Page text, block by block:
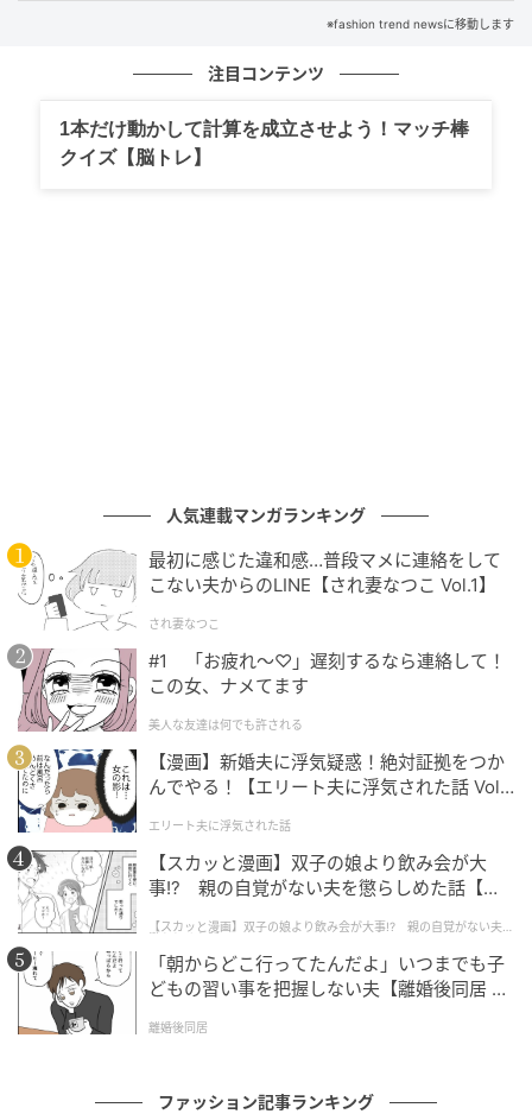
オンオフ問わず、幅広いシーンで使えるクルーネック
カーディガン。UVカット機能が付いているので、羽織
るだけで紫外線対策ができます。ボタンを留めて1枚で
着ても、羽織りとして使ってもサマになりそう。全13
色とカラーバリエーションが豊富なので、アクセント
になる明るい色とデイリー使いしやすいベーシックな
色を、色違いで揃えるのもおすすめです。
アクティブシーンにもおすすめなワイドストレ
ートパンツ
※fashion trend newsに移動します
注目コンテンツ
1本だけ動かして計算を成立させよう！マッチ棒
クイズ【脳トレ】
人気連載マンガランキング
最初に感じた違和感…普段マメに連絡をして
こない夫からのLINE【され妻なつこ Vol.1】
され妻なつこ
#1 「お疲れ〜♡」遅刻するなら連絡して！
この女、ナメてます
美人な友達は何でも許される
【漫画】新婚夫に浮気疑惑！絶対証拠をつか
んでやる！【エリート夫に浮気された話 Vol.
エリート夫に浮気された話
【スカッと漫画】双子の娘より飲み会が大
事!? 親の自覚がない夫を懲らしめた話【第1
【スカッと漫画】双子の娘より飲み会が大事!? 親の自覚がない夫を
懲らしめた話
「朝からどこ行ってたんだよ」いつまでも子
どもの習い事を把握しない夫【離婚後同居 Vo
離婚後同居
ファッション記事ランキング